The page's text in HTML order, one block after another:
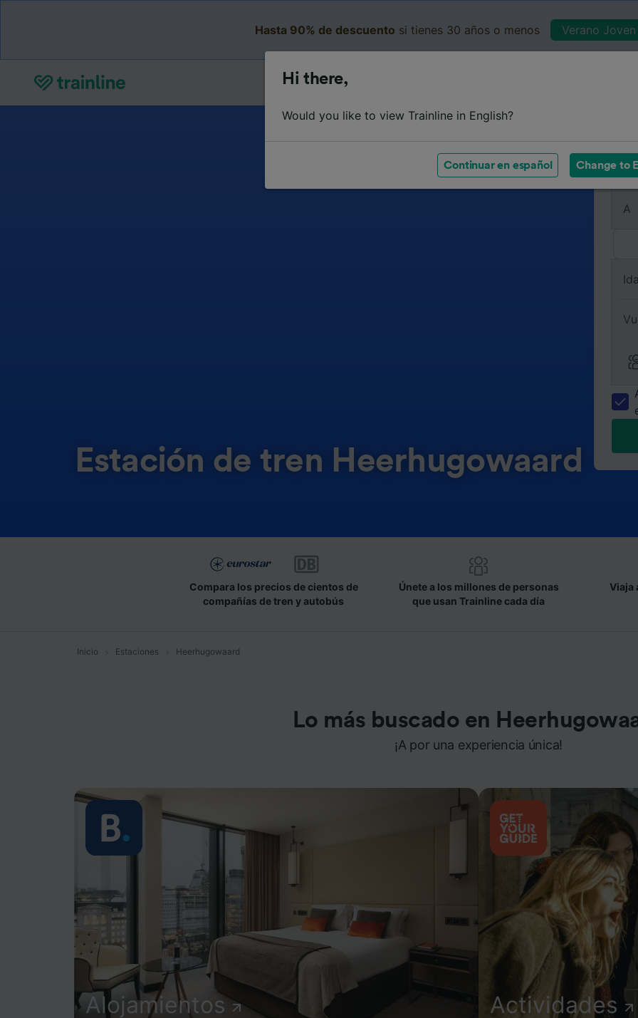
Hasta 90% de descuento si tienes 30 años o menos Verano
Estación de tren Heerhugowaard
De
A
Compara los precios de cientos de
compañías de tren y autobús
Únete a los millones de personas
que usan Trainline cada día
Viaja
Inicio Estaciones Heerhugowaard
Lo más buscado en
¡A por una experiencia única!
Alojamientos Actividades
Hi there,
Would you like to view Trainline in English?
Continuar en español Change to